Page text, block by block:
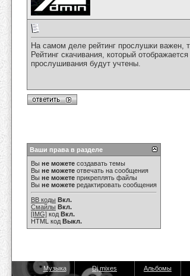
На самом деле рейтинг прослушки важен,
Рейтинг скачивания, который
прослушивания будут учтены.
Ваши права в разделе
Вы не можете создавать темы
Вы не можете отвечать на сообщения
Вы не можете прикреплять файлы
Вы не можете редактировать сообщения
BB коды Вкл.
Смайлы Вкл.
[IMG] код Вкл.
HTML код Выкл.
Музыка Dj mixes Альбомы